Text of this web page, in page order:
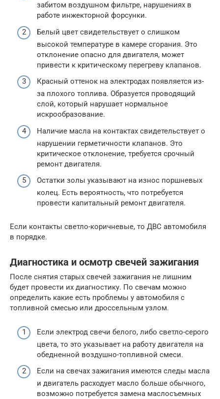
забитом воздушном фильтре, нарушениях в
работе инжекторной форсунки.
Белый цвет свидетельствует о слишком
высокой температуре в камере сгорания. Это
отклонение опасно для двигателя, может
привести к критическому перегреву клапанов.
Красный оттенок на электродах появляется из-
за плохого топлива. Образуется проводящий
слой, который нарушает нормальное
искрообразование.
Наличие масла на контактах свидетельствует о
нарушении герметичности клапанов. Это
критическое отклонение, требуется срочный
ремонт двигателя.
Остатки золы указывают на износ поршневых
колец. Есть вероятность, что потребуется
провести капитальный ремонт двигателя.
Если контакты светло-коричневые, то ДВС автомобиля
в порядке.
Диагностика и осмотр свечей зажигания
После снятия старых свечей зажигания не лишним
будет провести их диагностику. По свечам можно
определить какие есть проблемы у автомобиля с
топливной смесью или дроссельным узлом.
Если электрод свечи белого, либо светло-серого
цвета, то это указывает на работу двигателя на
обедненной воздушно-топливной смеси.
Если на свечах зажигания имеются следы масла
и двигатель расходует масло больше обычного,
возможно потребуется замена маслосъемных